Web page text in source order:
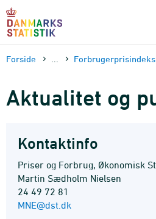
sidens
Forside Forbrugerprisindeks
Aktualitet og
Kontaktinfo
Priser og Forbrug, Økonomisk
Martin Sædholm Nielsen
24 49 72 81
MNE@dst.dk